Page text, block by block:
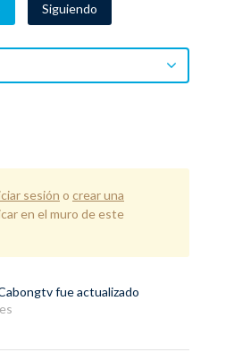
Siguiendo
sesión o crear una
en el muro de este
fue actualizado